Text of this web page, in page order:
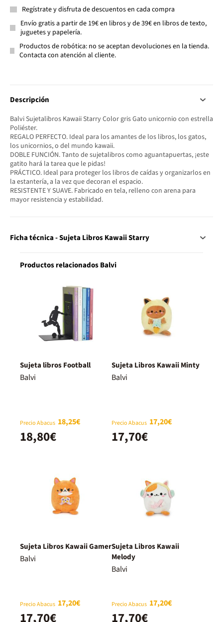
Regístrate y disfruta de descuentos en cada compra
Envío gratis a partir de 19€ en libros y de 39€ en libros de texto,
juguetes y papelería.
Productos de robótica: no se aceptan devoluciones en la tienda.
Contacta con atención al cliente.
Descripción
Balvi Sujetalibros Kawaii Starry Color gris Gato unicornio con estrella
Poliéster.
REGALO PERFECTO. Ideal para los amantes de los libros, los gatos,
los unicornios, o del mundo kawaii.
DOBLE FUNCIÓN. Tanto de sujetalibros como aguantapuertas, ¡este
gatito hará la tarea que le pidas!
PRÁCTICO. Ideal para proteger los libros de caídas y organizarlos en
la estantería, a la vez que decoran el espacio.
RESISTENTE Y SUAVE. Fabricado en tela, relleno con arena para
mayor resistencia y estabilidad.
Ficha técnica - Sujeta Libros Kawaii Starry
Productos relacionados Balvi
Sujeta libros Football
Balvi
Precio Abacus 18,25€
18,80€
Sujeta Libros Kawaii Minty
Balvi
Precio Abacus 17,20€
17,70€
Sujeta Libros Kawaii Gamer
Balvi
Precio Abacus 17,20€
17,70€
Sujeta Libros Kawaii
Melody
Balvi
Precio Abacus 17,20€
17,70€